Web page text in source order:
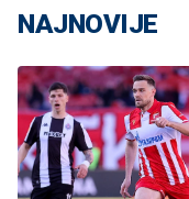
NAJNOVIJE